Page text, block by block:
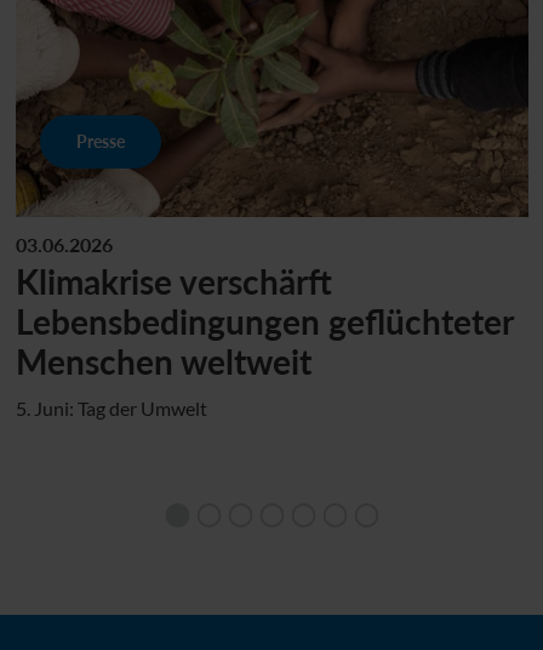
Presse
03.06.2026
Klimakrise verschärft
Lebensbedingungen geflüchteter
Menschen weltweit
5. Juni: Tag der Umwelt